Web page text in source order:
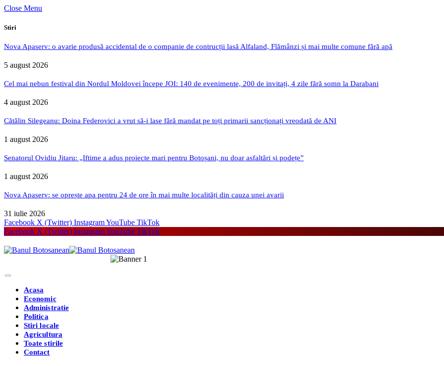
Close Menu
Stiri
Nova Apaserv: o avarie produsă accidental de o companie de contrucții lasă Alfaland, Flămânzi și mai multe comune fără apă
5 august 2026
Cel mai nebun festival din Nordul Moldovei începe JOI: 140 de evenimente, 200 de invitați, 4 zile fără somn la Darabani
4 august 2026
Cătălin Silegeanu: Doina Federovici a vrut să-i lase fără mandat pe toți primarii sancționați vreodată de ANI
1 august 2026
Senatorul Ovidiu Jitaru: „Iftime a adus proiecte mari pentru Botoșani, nu doar asfaltări și podețe”
1 august 2026
Nova Apaserv: se oprește apa pentru 24 de ore în mai multe localități din cauza unei avarii
31 iulie 2026
Facebook X (Twitter) InstagramYouTube TikTok
Facebook X (Twitter) InstagramYouTube TikTok
Acasa
Economic
Administratie
Politica
Stiri locale
Agricultura
Toate stirile
Contact